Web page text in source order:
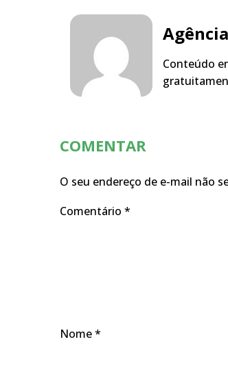
Conteúdo
COMENTAR
O seu endereço de e-mail não
Comentário *
Nome*